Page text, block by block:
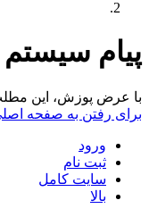
پیام سیستم
با عرض پوزش، این
برای رفتن به صفحه اصلی
ورود
ثبت نام
سایت کامل
بالا